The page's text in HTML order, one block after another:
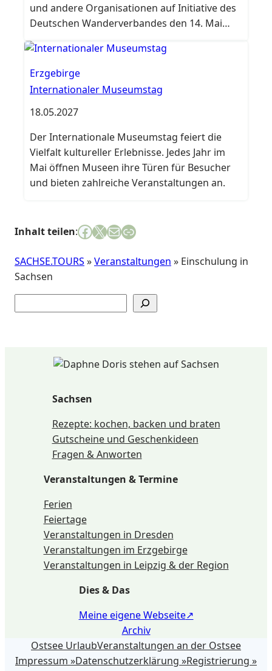
und andere Organisationen auf Initiative des
Deutschen Wanderverbandes den 14. Mai
zum Tag des Wanderns.
Erzgebirge
Internationaler Museumstag
18.05.2027
Der Internationale Museumstag feiert die
Vielfalt kultureller Erlebnisse. Jedes Jahr im
Mai öffnen Museen ihre Türen für Besucher
und bieten zahlreiche Veranstaltungen an.
Inhalt teilen:Facebook
X E-Mail
Link
SACHSE.TOURS »Veranstaltungen » Einschulung in
Sachsen
Sachsen
Rezepte: kochen, backen und braten
Gutscheine und Geschenkideen
Fragen & Anworten
Veranstaltungen & Termine
Ferien
Feiertage
Veranstaltungen in Dresden
Veranstaltungen im Erzgebirge
Veranstaltungen in Leipzig & der Region
Dies & Das
Meine eigene Webseite
Archiv
Ostsee UrlaubVeranstaltungen an der Ostsee
Impressum »Datenschutzerklärung »Registrierung »